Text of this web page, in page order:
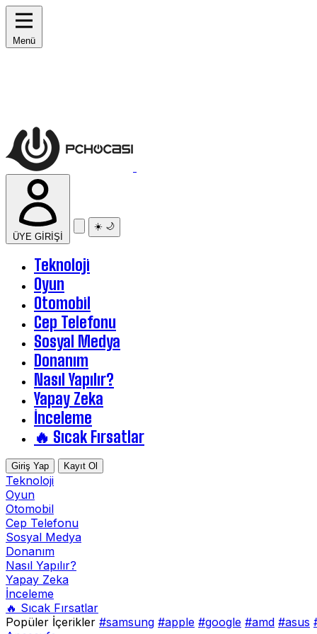
Menü
ÜYE GİRİŞİ
☀️ 🌙
Teknoloji
Oyun
Otomobil
Cep Telefonu
Sosyal Medya
Donanım
Nasıl Yapılır?
Yapay Zeka
İnceleme
🔥 Sıcak Fırsatlar
Giriş Yap Kayıt Ol
Teknoloji
Oyun
Otomobil
Cep Telefonu
Sosyal Medya
Donanım
Nasıl Yapılır?
Yapay Zeka
İnceleme
🔥 Sıcak Fırsatlar
Popüler İçerikler #samsung #apple #google #amd #asus